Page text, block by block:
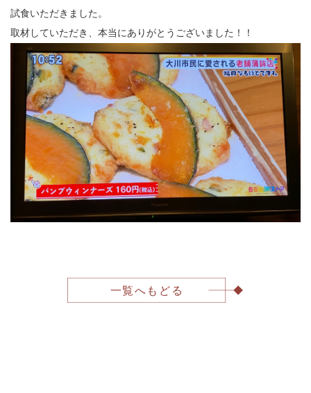
試食いただきました。
取材していただき、本当にありがとうございました！！
一覧へもどる